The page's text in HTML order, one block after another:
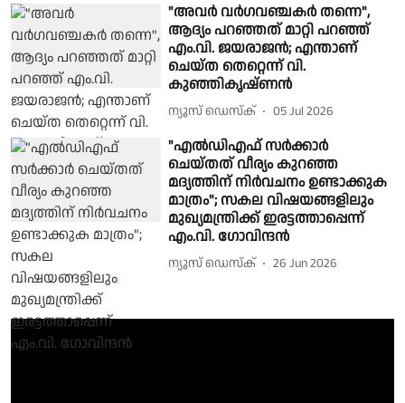
"അവർ വർഗവഞ്ചകർ തന്നെ",
ആദ്യം പറഞ്ഞത് മാറ്റി പറഞ്ഞ്
എം.വി. ജയരാജൻ; എന്താണ്
ചെയ്ത തെറ്റെന്ന് വി.
കുഞ്ഞികൃഷ്ണൻ
ന്യൂസ് ഡെസ്ക് 05 Jul 2026
"എൽഡിഎഫ് സർക്കാർ
ചെയ്തത് വീര്യം കുറഞ്ഞ
മദ്യത്തിന് നിർവചനം ഉണ്ടാക്കുക
മാത്രം"; സകല വിഷയങ്ങളിലും
മുഖ്യമന്ത്രിക്ക് ഇരട്ടത്താപ്പെന്ന്
എം.വി. ഗോവിന്ദൻ
ന്യൂസ് ഡെസ്ക് 26 Jun 2026